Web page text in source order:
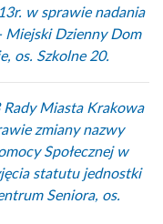
w sprawie nadania
Dzienny Dom
os. Szkolne 20.
Miasta Krakowa
zmiany nazwy
Społecznej w
statutu jednostki
Seniora, os.